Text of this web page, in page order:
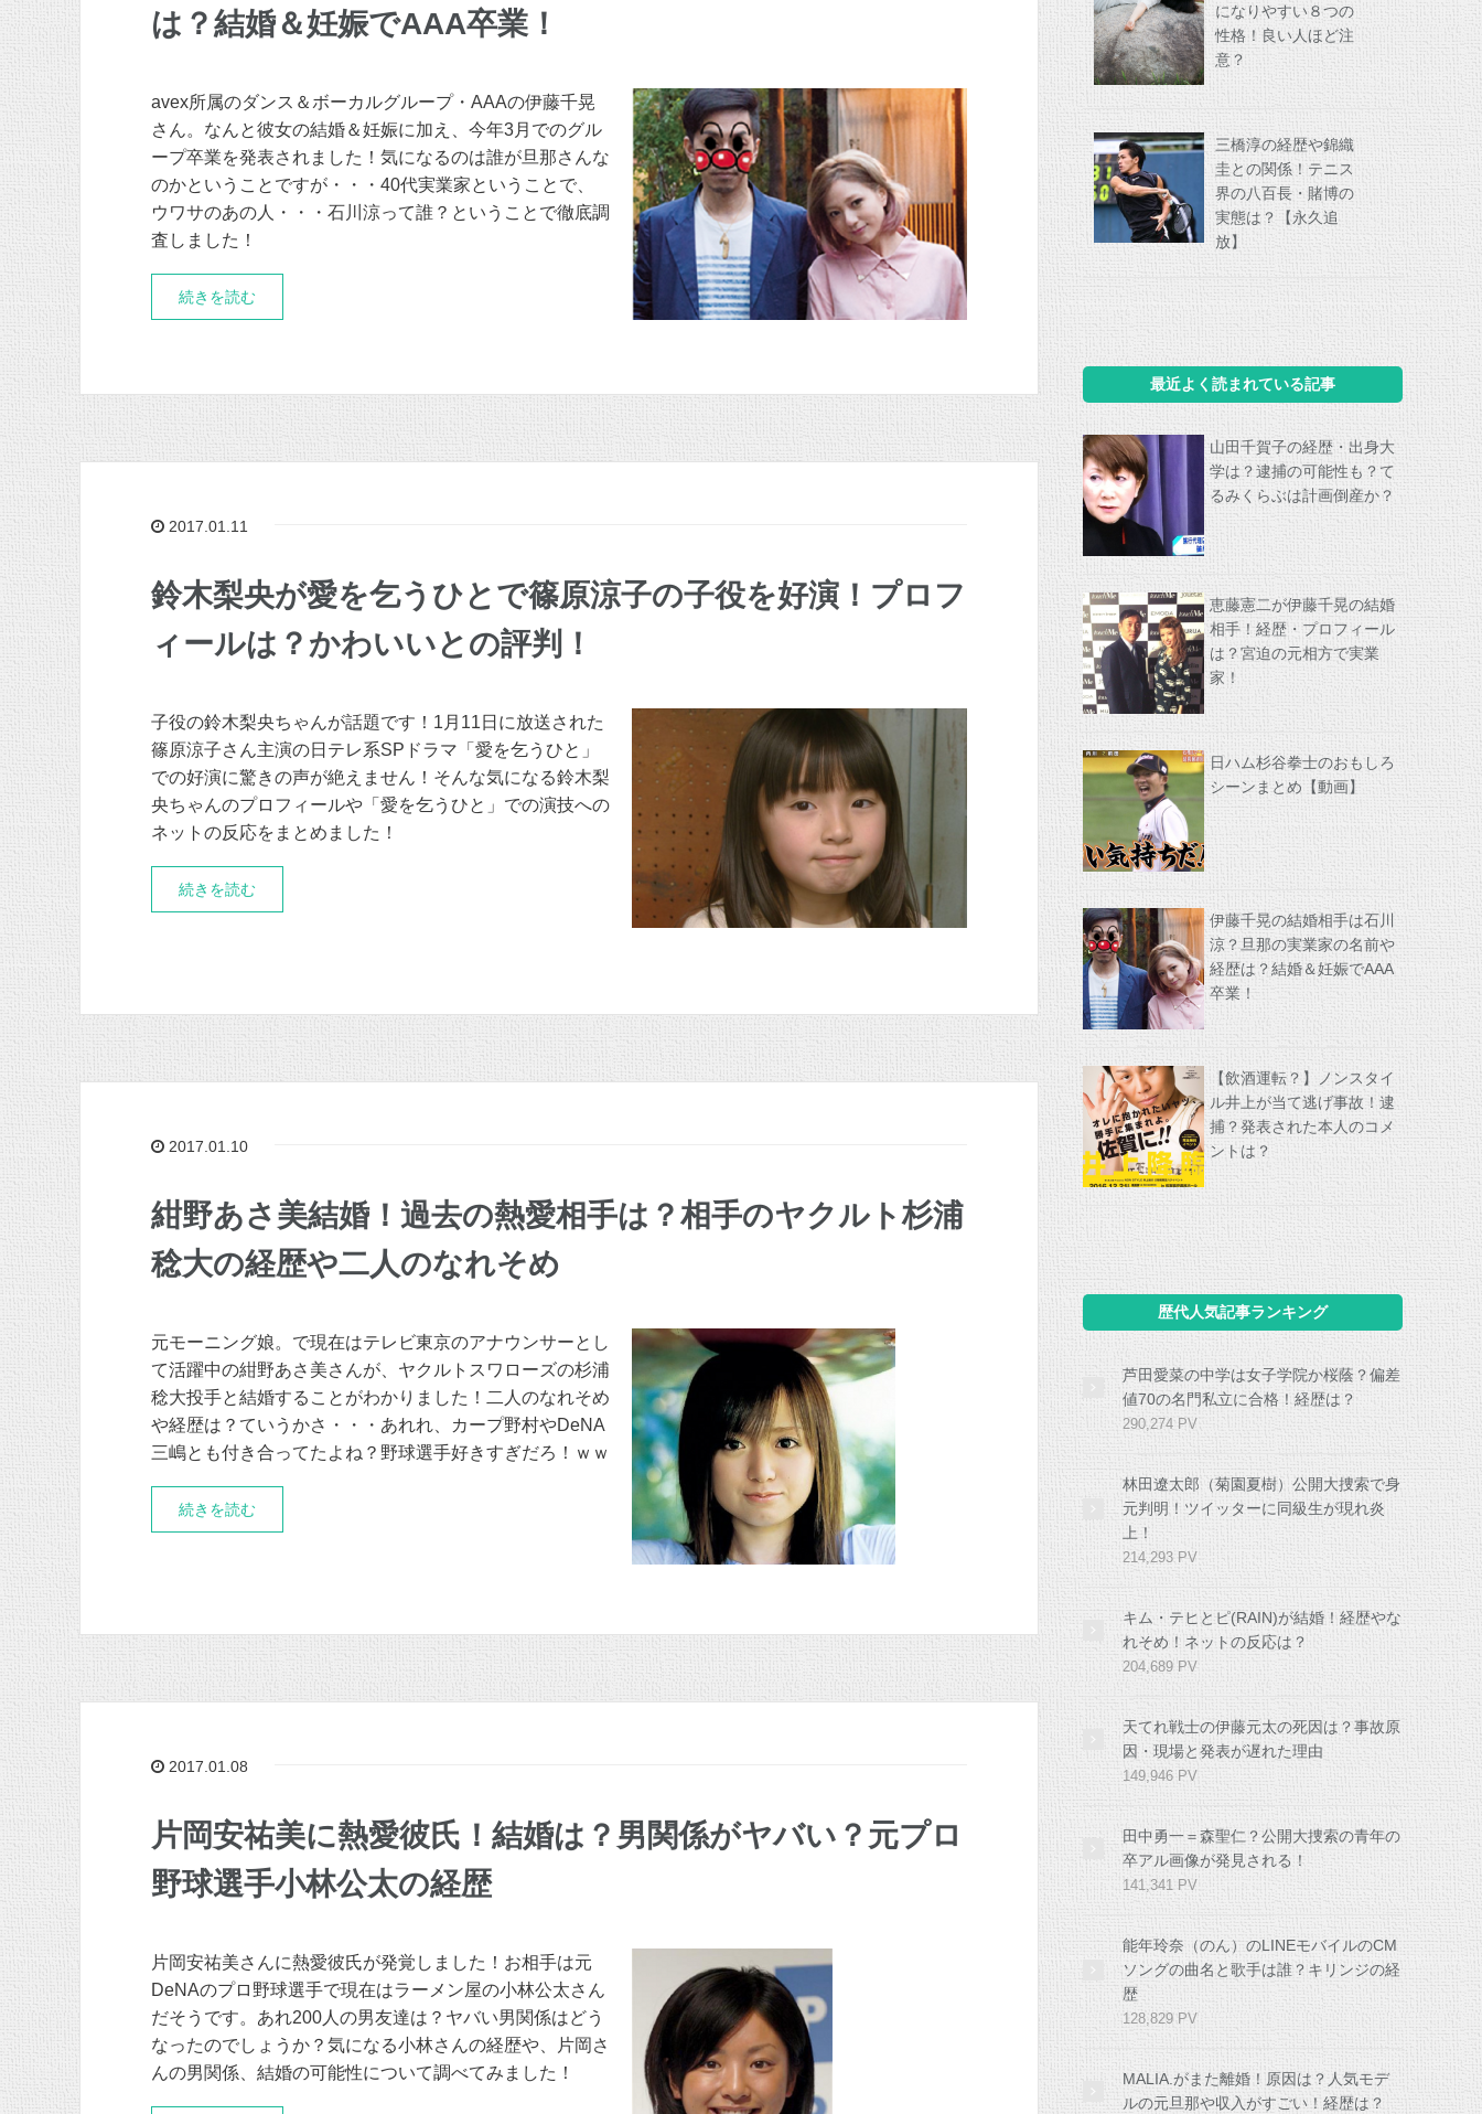
は？結婚＆妊娠でAAA卒業！
avex所属のダンス＆ボーカルグループ・AAAの伊藤千晃
さん。なんと彼女の結婚＆妊娠に加え、今年3月でのグル
ープ卒業を発表されました！気になるのは誰が旦那さんな
のかということですが・・・40代実業家ということで、
ウワサのあの人・・・石川涼って誰？ということで徹底調
査しました！
続きを読む
2017.01.11
鈴木梨央が愛を乞うひとで篠原涼子の子役を好演！プロフ
ィールは？かわいいとの評判！
子役の鈴木梨央ちゃんが話題です！1月11日に放送された
篠原涼子さん主演の日テレ系SPドラマ「愛を乞うひと」
での好演に驚きの声が絶えません！そんな気になる鈴木梨
央ちゃんのプロフィールや「愛を乞うひと」での演技への
ネットの反応をまとめました！
続きを読む
2017.01.10
紺野あさ美結婚！過去の熱愛相手は？相手のヤクルト杉浦
稔大の経歴や二人のなれそめ
元モーニング娘。で現在はテレビ東京のアナウンサーとし
て活躍中の紺野あさ美さんが、ヤクルトスワローズの杉浦
稔大投手と結婚することがわかりました！二人のなれそめ
や経歴は？ていうかさ・・・あれれ、カープ野村やDeNA
三嶋とも付き合ってたよね？野球選手好きすぎだろ！ｗｗ
続きを読む
2017.01.08
片岡安祐美に熱愛彼氏！結婚は？男関係がヤバい？元プロ
野球選手小林公太の経歴
片岡安祐美さんに熱愛彼氏が発覚しました！お相手は元
DeNAのプロ野球選手で現在はラーメン屋の小林公太さん
だそうです。あれ200人の男友達は？ヤバい男関係はどう
なったのでしょうか？気になる小林さんの経歴や、片岡さ
んの男関係、結婚の可能性について調べてみました！
になりやすい８つの
性格！良い人ほど注
意？
三橋淳の経歴や錦織
圭との関係！テニス
界の八百長・賭博の
実態は？【永久追
放】
最近よく読まれている記事
山田千賀子の経歴・出身大
学は？逮捕の可能性も？て
るみくらぶは計画倒産か？
恵藤憲二が伊藤千晃の結婚
相手！経歴・プロフィール
は？宮迫の元相方で実業
家！
日ハム杉谷拳士のおもしろ
シーンまとめ【動画】
伊藤千晃の結婚相手は石川
涼？旦那の実業家の名前や
経歴は？結婚＆妊娠でAAA
卒業！
【飲酒運転？】ノンスタイ
ル井上が当て逃げ事故！逮
捕？発表された本人のコメ
ントは？
歴代人気記事ランキング
芦田愛菜の中学は女子学院か桜蔭？偏差
値70の名門私立に合格！経歴は？
290,274 PV
林田遼太郎（菊園夏樹）公開大捜索で身
元判明！ツイッターに同級生が現れ炎
上！
214,293 PV
キム・テヒとピ(RAIN)が結婚！経歴やな
れそめ！ネットの反応は？
204,689 PV
天てれ戦士の伊藤元太の死因は？事故原
因・現場と発表が遅れた理由
149,946 PV
田中勇一＝森聖仁？公開大捜索の青年の
卒アル画像が発見される！
141,341 PV
能年玲奈（のん）のLINEモバイルのCM
ソングの曲名と歌手は誰？キリンジの経
歴
128,829 PV
MALIA.がまた離婚！原因は？人気モデ
ルの元旦那や収入がすごい！経歴は？